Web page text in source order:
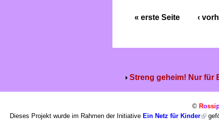
« erste Seite ‹
Streng geheim! Nur für
© Rossi
Dieses Projekt wurde im Rahmen der Initiative Ein Netz für Kinder